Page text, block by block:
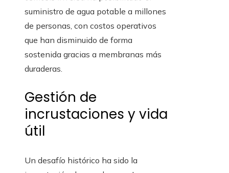
suministro de agua potable a millones
de personas, con costos operativos
que han disminuido de forma
sostenida gracias a membranas más
duraderas.
Gestión de
incrustaciones y vida
útil
Un desafío histórico ha sido la